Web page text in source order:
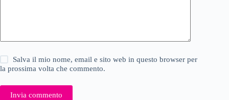
Salva il mio nome, email e sito web in questo browser per
la prossima volta che commento.
Invia commento